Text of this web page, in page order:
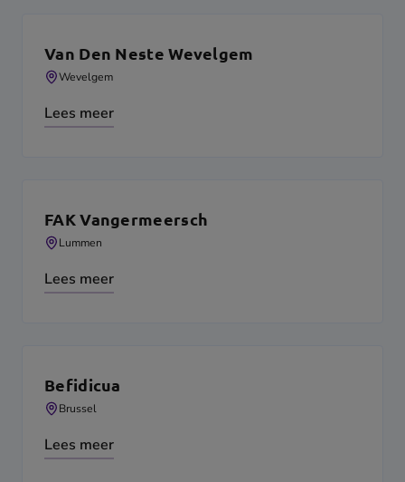
Van Den Neste Wevelgem
Wevelgem
Lees meer
FAK Vangermeersch
Lummen
Lees meer
Befidicua
Brussel
Lees meer